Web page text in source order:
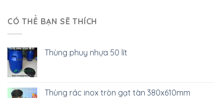
CÓ THỂ BẠN SẼ THÍCH
Thùng phuy nhựa 50 lít
Thùng rác inox tròn gạt tàn 380x610mm